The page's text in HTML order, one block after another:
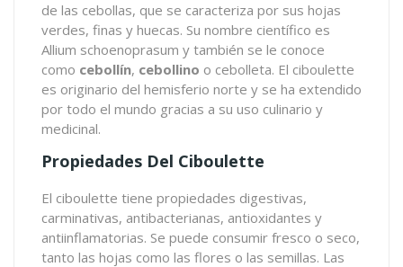
de las cebollas, que se caracteriza por sus hojas
verdes, finas y huecas. Su nombre científico es
Allium schoenoprasum y también se le conoce
como cebollín, cebollino o cebolleta. El ciboulette
es originario del hemisferio norte y se ha extendido
por todo el mundo gracias a su uso culinario y
medicinal.
Propiedades Del Ciboulette
El ciboulette tiene propiedades digestivas,
carminativas, antibacterianas, antioxidantes y
antiinflamatorias. Se puede consumir fresco o seco,
tanto las hojas como las flores o las semillas. Las